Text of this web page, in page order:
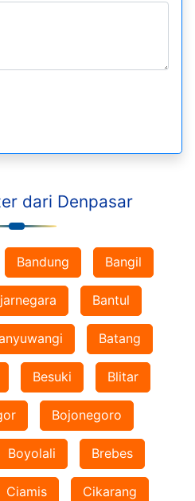
dari Denpasar
Bandung Bangil
Bantul
Batang
Besuki Blitar
Bojonegoro
Boyolali Brebes
Ciamis Cikarang